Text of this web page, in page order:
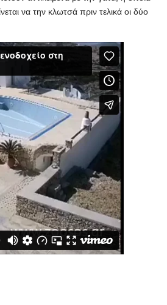
να την κλωτσά πριν τελικά οι δύο